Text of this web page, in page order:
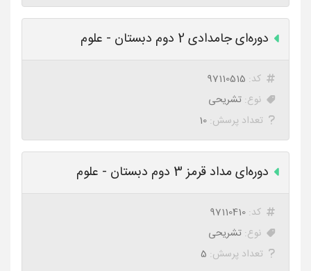
دوره‌ای جامدادی 2 دوم دبستان - علوم
کد: 97110515
نوع: تشریحی
تعداد پرسش: 10
دوره‌ای مداد قرمز 3 دوم دبستان - علوم
کد: 97110410
نوع: تشریحی
تعداد پرسش: 5